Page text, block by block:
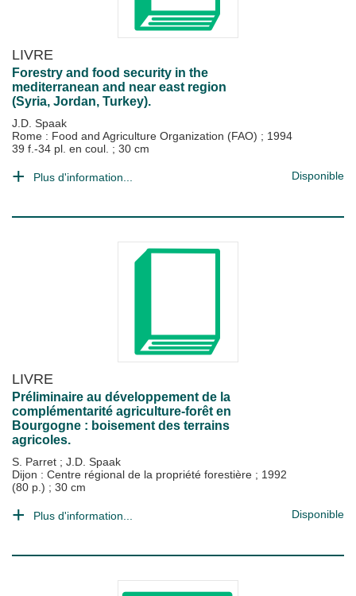
LIVRE
Forestry and food security in the
mediterranean and near east region
(Syria, Jordan, Turkey).
J.D. Spaak
Rome : Food and Agriculture Organization (FAO) ; 1994
39 f.-34 pl. en coul. ; 30 cm
Plus d'information... Disponible
LIVRE
Préliminaire au développement de la
complémentarité agriculture-forêt en
Bourgogne : boisement des terrains
agricoles.
S. Parret ; J.D. Spaak
Dijon : Centre régional de la propriété forestière ; 1992
(80 p.) ; 30 cm
Plus d'information... Disponible